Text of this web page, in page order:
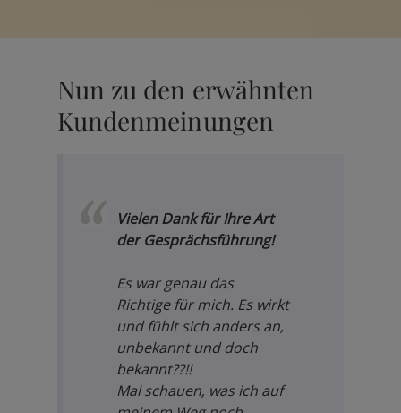
Nun zu den erwähnten
Kundenmeinungen
Vielen Dank für Ihre Art
der Gesprächsführung!
Es war genau das
Richtige für mich. Es wirkt
und fühlt sich anders an,
unbekannt und doch
bekannt??!!
Mal schauen, was ich auf